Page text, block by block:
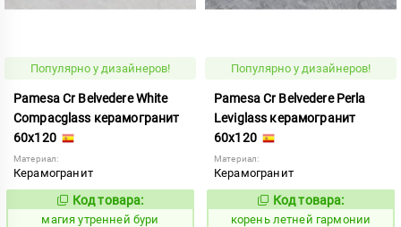
Популярно у дизайнеров!
Pamesa Cr Belvedere White
Compacglass керамогранит
60x120
Материал:
Керамогранит
919880
Код товара:
магия утренней бури
Популярно у дизайнеров!
Pamesa Cr Belvedere Perla
Leviglass керамогранит
60x120
Материал:
Керамогранит
787141
Код товара:
корень летней гармонии